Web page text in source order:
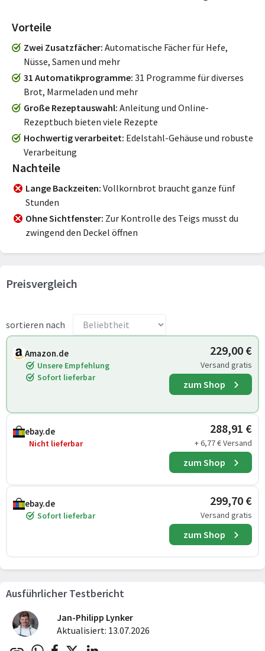
Vorteile
Zwei Zusatzfächer Automatische Fächer für Hefe,
Nüsse, Samen und mehr
31 Automatikprogramme 31 Programme für diverses
Brot, Marmeladen und mehr
Große Rezeptauswahl Anleitung und Online-
Rezeptbuch bieten viele Rezepte
Hochwertig verarbeitet Edelstahl-Gehäuse und robuste
Verarbeitung
Nachteile
Lange Backzeiten Vollkornbrot braucht ganze fünf
Stunden
Ohne Sichtfenster Zur Kontrolle des Teigs musst du
zwingend den Deckel öffnen
Preisvergleich
sortieren nach
Amazon.de
Unsere Empfehlung
Sofort lieferbar
229,00 €
Versand gratis
zum Shop
ebay.de
Nicht lieferbar
288,91 €
+ 6,77 € Versand
zum Shop
ebay.de
Sofort lieferbar
299,70 €
Versand gratis
zum Shop
Ausführlicher Testbericht
Jan-Philipp Lynker
Aktualisiert: 13.07.2026